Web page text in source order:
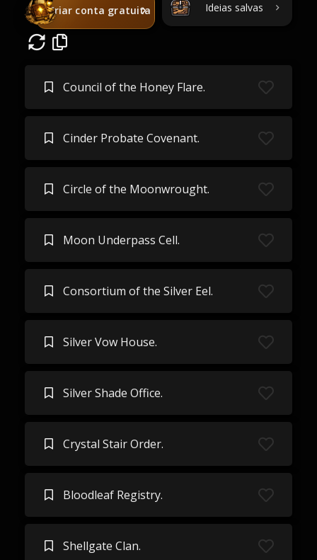
Criar conta gratuita Ideias salvas
Council of the Honey Flare.
Cinder Probate Covenant.
Circle of the Moonwrought.
Moon Underpass Cell.
Consortium of the Silver Eel.
Silver Vow House.
Silver Shade Office.
Crystal Stair Order.
Bloodleaf Registry.
Shellgate Clan.